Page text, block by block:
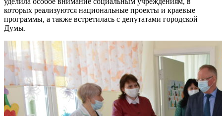
которых реализуются национальные проекты и краевые
программы, а также встретилась с депутатами городской
Думы.